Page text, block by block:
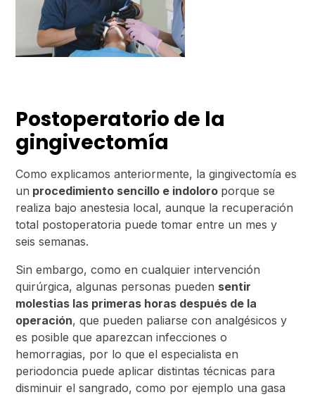
Postoperatorio de la
gingivectomía
Como explicamos anteriormente, la gingivectomía es
un procedimiento sencillo e indoloro porque se
realiza bajo anestesia local, aunque la recuperación
total postoperatoria puede tomar entre un mes y
seis semanas.
Sin embargo, como en cualquier intervención
quirúrgica, algunas personas pueden sentir
molestias las primeras horas después de la
operación, que pueden paliarse con analgésicos y
es posible que aparezcan infecciones o
hemorragias, por lo que el especialista en
periodoncia puede aplicar distintas técnicas para
disminuir el sangrado, como por ejemplo una gasa